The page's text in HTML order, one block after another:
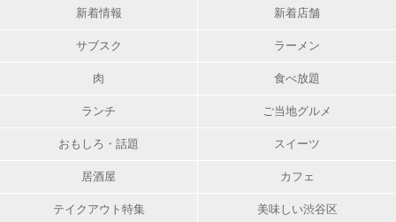
新着情報 新着店舗
サブスク ラーメン
肉 食べ放題
ランチ ご当地グルメ
おもしろ・話題 スイーツ
居酒屋 カフェ
テイクアウト特集 美味しい渋谷区